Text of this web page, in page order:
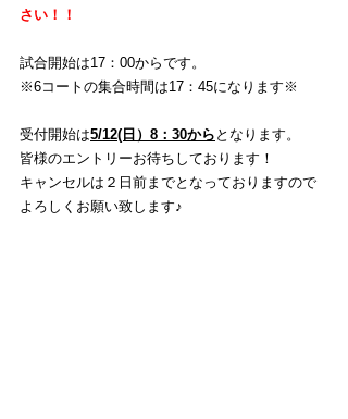
さい！！
試合開始は17：00からです。
※6コートの集合時間は17：45になります※
受付開始は5/12(日）8：30から となります。
皆様のエントリーお待ちしております！
キャンセルは２日前までとなっておりますので
よろしくお願い致します♪